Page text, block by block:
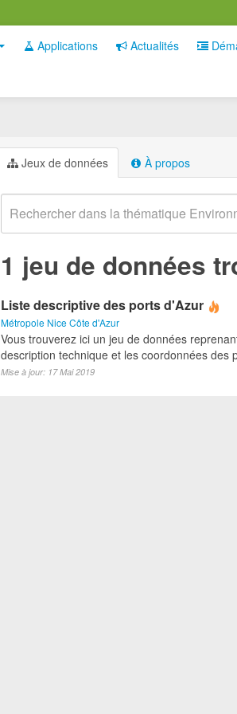
Applications Actualités
Jeux de données À propos
1 jeu de données
Liste descriptive des ports d'Azur
Métropole Nice Côte d'Azur
Vous trouverez ici un jeu de données
description technique et les coordonnées des
Mise à jour: 17 Mai 2019